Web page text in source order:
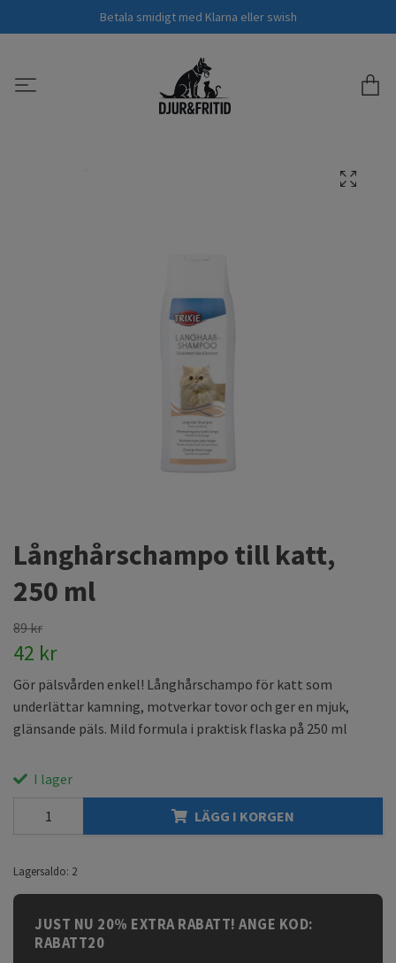
Betala smidigt med Klarna eller swish
Långhårschampo till katt,
250 ml
89 kr
42 kr
Gör pälsvården enkel! Långhårschampo för katt som
underlättar kamning, motverkar tovor och ger en mjuk,
glänsande päls. Mild formula i praktisk flaska på 250 ml
I lager
LÄGG I KORGEN
Lagersaldo: 2
JUST NU 20% EXTRA RABATT! ANGE KOD:
RABATT20